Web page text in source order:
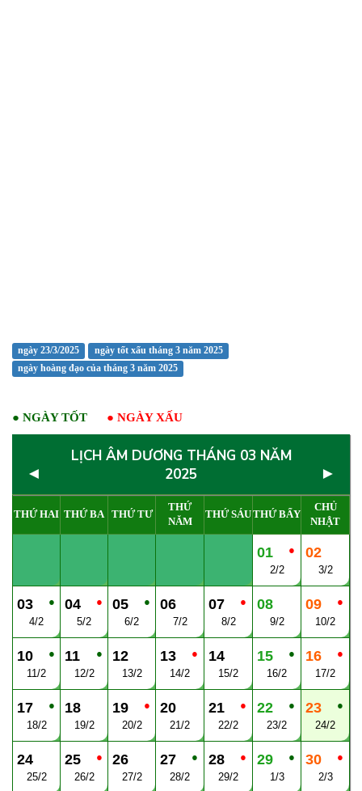
ngày 23/3/2025
ngày tốt xấu tháng 3 năm 2025
ngày hoàng đạo của tháng 3 năm 2025
● NGÀY TỐT ● NGÀY XẤU
◄
LỊCH ÂM DƯƠNG THÁNG 03 NĂM
2025
►
THỨ HAI THỨ BA THỨ TƯ
THỨ
NĂM
THỨ SÁUTHỨ BẨY
CHỦ
NHẬT
●
01
2/2
02
3/2
●
03
4/2
●
04
5/2
●
05
6/2
06
7/2
●
07
8/2
08
9/2
●
09
10/2
●
10
11/2
●
11
12/2
12
13/2
●
13
14/2
14
15/2
●
15
16/2
●
16
17/2
●
17
18/2
18
19/2
●
19
20/2
20
21/2
●
21
22/2
●
22
23/2
●
23
24/2
24
25/2
●
25
26/2
26
27/2
●
27
28/2
●
28
29/2
●
29
1/3
●
30
2/3